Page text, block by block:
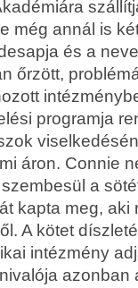
még annál is
és a
őrzött,
programja
áron. Connie
a
kapta meg, aki
A kötet
intézmény
azonban